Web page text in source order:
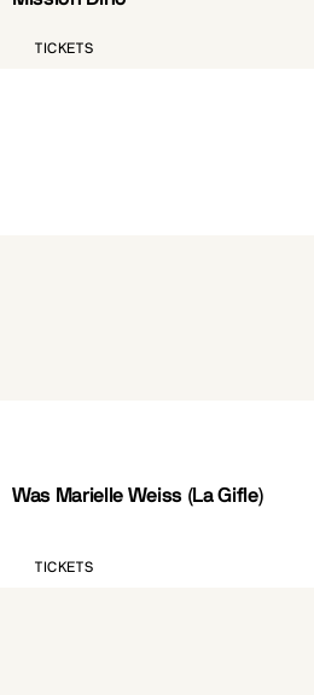
TICKETS
Was Marielle Weiss (La Gifle)
VO.ST.FR CÔTÉ PARC
TICKETS